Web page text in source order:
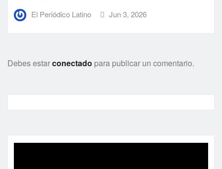
El Periódico Latino Jun 3, 2026
Debes estarconectado para publicar un comentario.